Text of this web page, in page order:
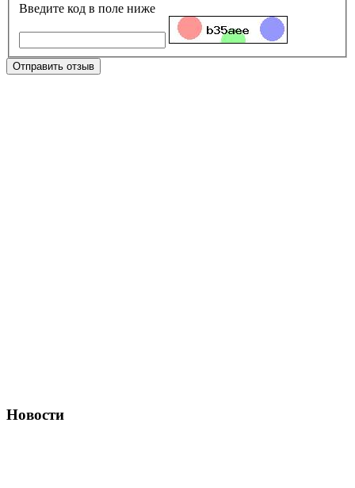
Введите код в поле ниже
Отправить отзыв
Новости